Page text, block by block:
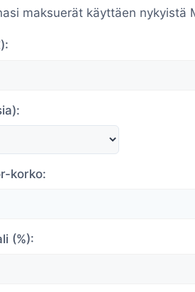
maksuerät käyttäen nykyistä
korko:
(%):